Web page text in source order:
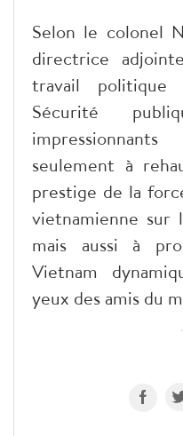
Selon le colonel
directrice
travail
Sécurité
seulement à
prestige de la
vietnamienne sur
mais aussi à
Vietnam
yeux des amis du